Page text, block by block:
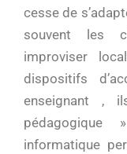
cesse de
souvent les
improviser
dispositifs
enseignant ,
informatique